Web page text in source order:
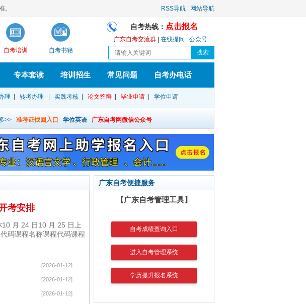
。 RSS导航 网站导航
自考培训 自考书籍
自考热线： 点击报名
广东自考交流群 在线提问 公众号
专本套读 培训招生 常见问题 自考办电话
理 转考办理 实践考核 论文答辩 毕业申请 学位申请
>> 准考证找回入口 学位英语 广东自考网微信公众号
考安排
月 24 日10 月 25 日上
码课程名称课程代码课程
[2026-01-12]
[2026-01-12]
[2026-01-12]
广东自考便捷服务
【广东自考管理工具】
自考成绩查询入口
进入自考管理系统
学历提升报名系统